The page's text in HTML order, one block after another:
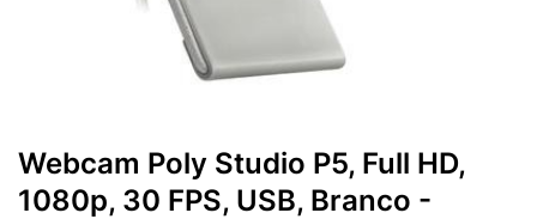
Webcam Poly Studio P5, Full HD,
1080p, 30 FPS, USB, Branco -